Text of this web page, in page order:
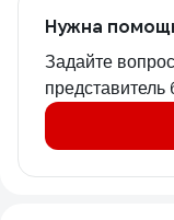
Нужна
Задайте
представитель